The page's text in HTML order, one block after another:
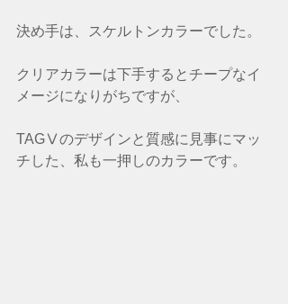
決め手は、スケルトンカラーでした。
クリアカラーは下手するとチープなイ
メージになりがちですが、
TAGⅤのデザインと質感に見事にマッ
チした、私も一押しのカラーです。